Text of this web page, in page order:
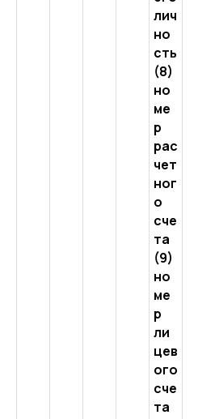
лич
но
сть
(8)
но
ме
р
рас
чет
ног
о
сче
та
(9)
но
ме
р
ли
цев
ого
сче
та